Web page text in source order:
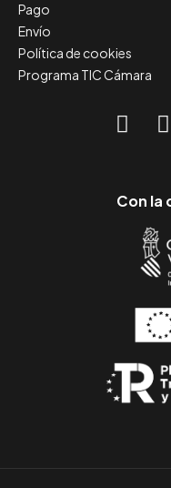
Pago
Envío
Política de cookies
Programa TIC Cámara
Con la